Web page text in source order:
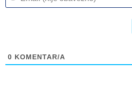
0 KOMENTAR/A